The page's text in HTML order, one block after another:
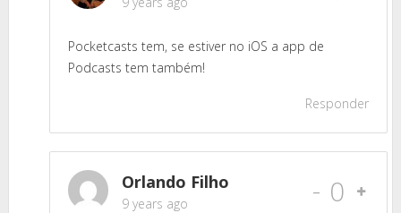
Pocketcasts tem, se estiver no iOS a app de
Podcasts tem também!
Responder
Orlando Filho
9 years ago - 0